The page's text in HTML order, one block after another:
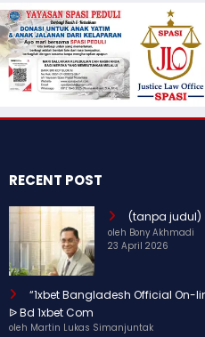
RECENT POST
(tanpa judul)
oleh Bony Akhmadi
23 April 2026
“1xbet Bangladesh Official On-
ᐉ Bd 1xbet Com
oleh Martin Lukas Simanjuntak